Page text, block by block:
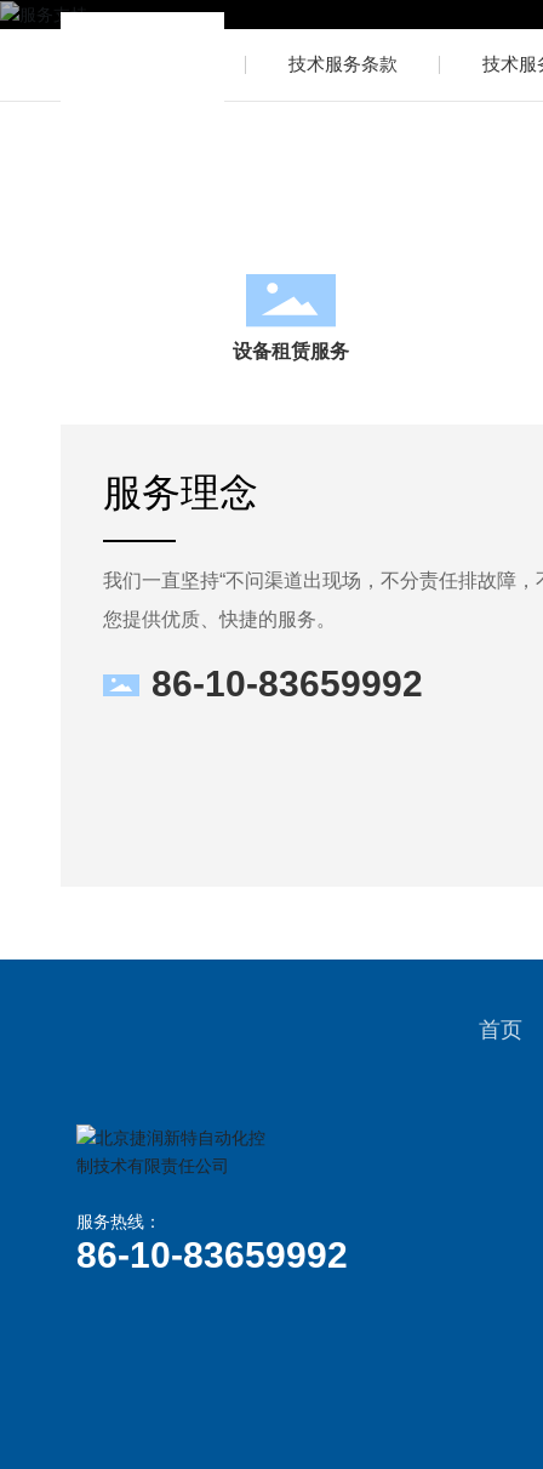
技术服务条款 技术服
设备租赁服务
服务理念
我们一直坚持“不问渠道出现场，不分责任排故障
您提供优质、快捷的服务。
86-10-83659992
服务热线：
86-10-83659992
首页